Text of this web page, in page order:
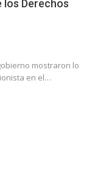
Derechos
mostraron lo
en el…